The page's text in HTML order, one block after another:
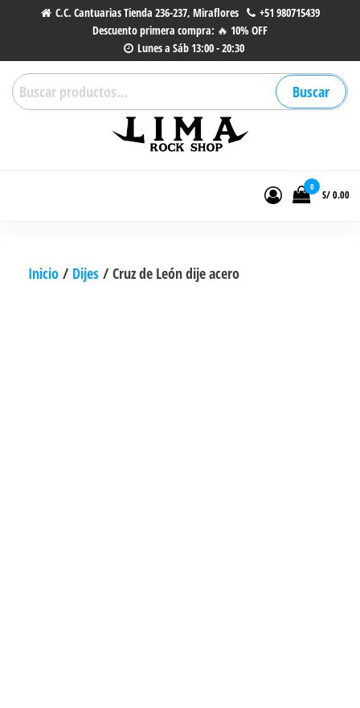
C.C. Cantuarias Tienda 236-237, Miraflores
+51 980715439
Descuento primera compra: 🔥 10% OFF
Lunes a Sáb 13:00 - 20:30
Buscar
por:
Buscar
Joyas de Acero | Tienda de
Música de Vinilos, CDs y más.
0
S/ 0.00
Inicio / Dijes / Cruz de León dije acero